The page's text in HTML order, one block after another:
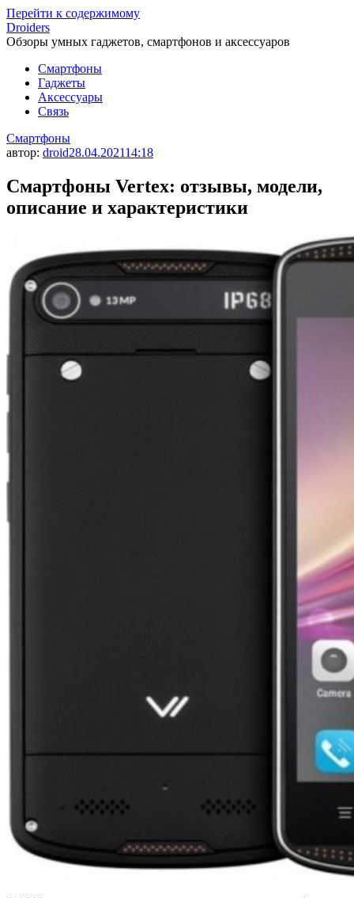
Перейти к содержимому
Droiders
Обзоры умных гаджетов, смартфонов и аксессуаров
Смартфоны
Гаджеты
Аксессуары
Связь
Смартфоны
автор: droid28.04.202114:18
Смартфоны Vertex: отзывы, модели,
описание и характеристики